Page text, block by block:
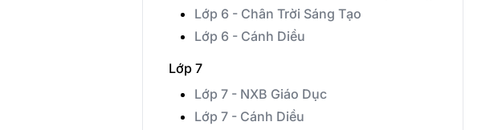
Lớp 6 - Chân Trời Sáng Tạo
Lớp 6 - Cánh Diều
Lớp 7
Lớp 7 - NXB Giáo Dục
Lớp 7 - Cánh Diều